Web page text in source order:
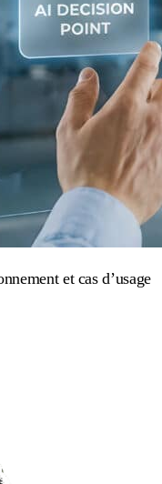
et cas d’usage